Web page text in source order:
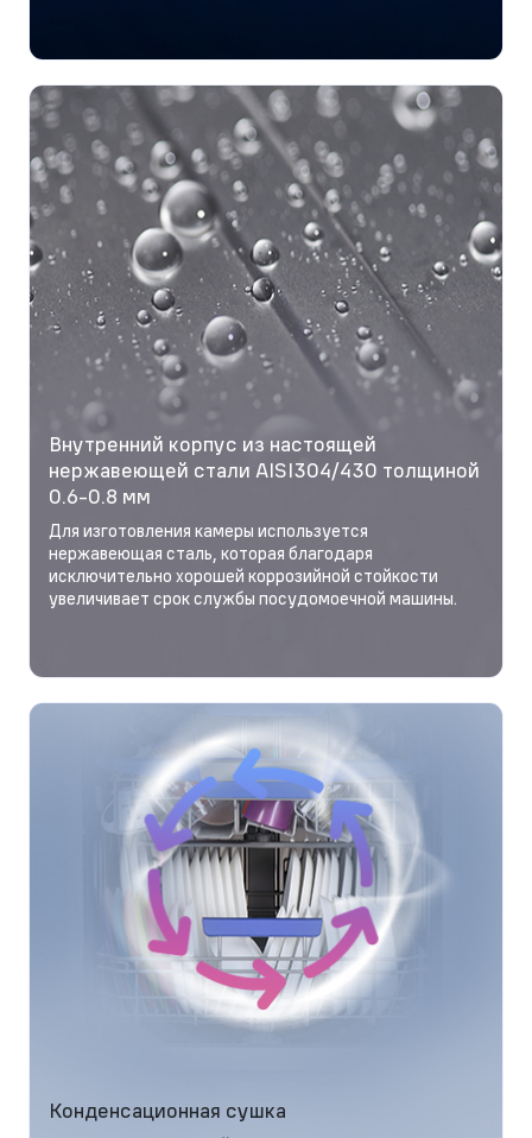
Внутренний корпус из настоящей
нержавеющей стали AISI304/430 толщиной
0.6-0.8 мм
Для изготовления камеры используется
нержавеющая сталь, которая благодаря
исключительно хорошей коррозийной стойкости
увеличивает срок службы посудомоечной машины.
Конденсационная сушка